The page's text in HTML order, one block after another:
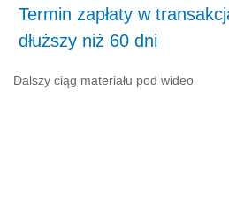
Termin zapłaty w
dłuższy niż 60 dni
Dalszy ciąg materiału pod wideo